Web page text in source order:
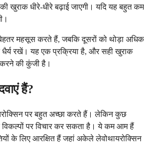
खुराक धीरे-धीरे बढ़ाई जाएगी। यदि यह बहुत कम
महसूस करते हैं, जबकि दूसरों को थोड़ा अधिक
रखें। यह एक प्रक्रिया है, और सही खुराक
की कुंजी है।
हैं?
पर बहुत अच्छा करते हैं। लेकिन कुछ
विकल्पों पर विचार कर सकता है। ये कम आम हैं
के लिए आरक्षित हैं जहां अकेले लेवोथायरोक्सिन